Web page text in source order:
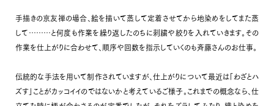
手描きの京友禅の場合、絵を描いて蒸して定着させてから地染めをしてまた蒸
して………と何度も作業を繰り返したのちに刺繍や絞りを入れていきます。その
作業を仕上がりに合わせて、順序や回数を指示していくのも斉藤さんのお仕事。
伝統的な手法を用いて制作されていますが、仕上がりについて最近は「わざとハ
ズす」ことがカッコイイのではないかと考えているご様子。これまでの概念なら、仕